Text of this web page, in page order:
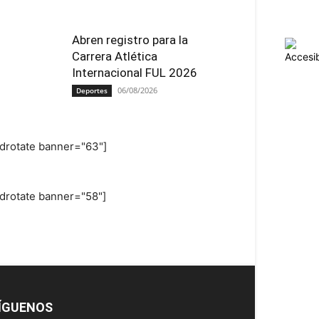
Abren registro para la
Carrera Atlética
Internacional FUL 2026
Deportes 06/08/2026
banner="63"]
banner="58"]